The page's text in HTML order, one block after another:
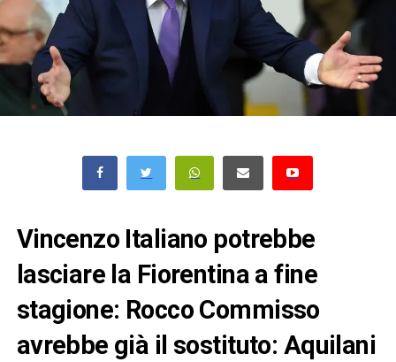
Vincenzo Italiano potrebbe
lasciare la Fiorentina a fine
stagione: Rocco Commisso
avrebbe già il sostituto: Aquilani